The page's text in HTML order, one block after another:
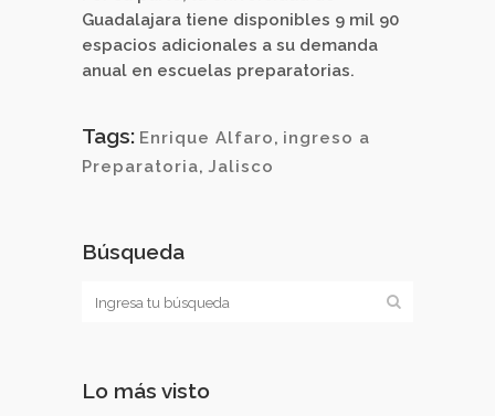
Guadalajara tiene disponibles 9 mil 90
espacios adicionales a su demanda
anual en escuelas preparatorias.
Tags: Enrique Alfaro, ingreso a
Preparatoria, Jalisco
Búsqueda
Lo más visto